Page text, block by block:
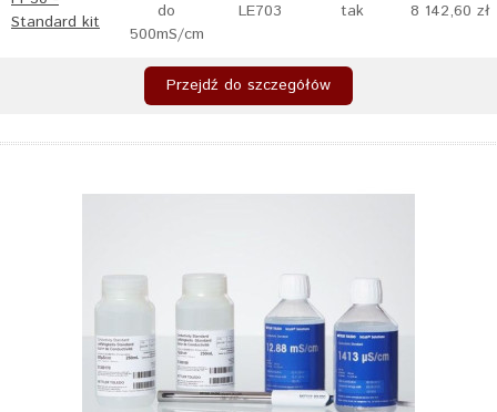
Standard kit
do
500mS/cm
LE703 tak 8 142,60 zł
Przejdź do szczegółów